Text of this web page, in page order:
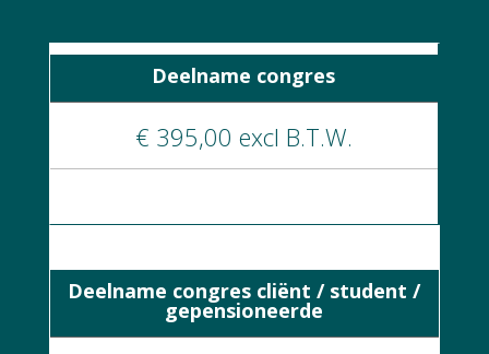
Deelname congres
€ 395,00 excl B.T.W.
Deelname congres cliënt / student /
gepensioneerde